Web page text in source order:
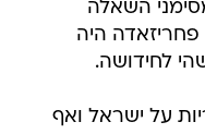
אחד מסימני השאלה
פחריזאדה היה
לחידושה.
על ישראל ואף